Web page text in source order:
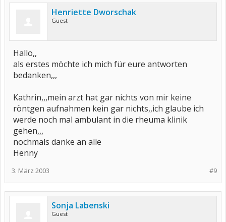
Henriette Dworschak
Guest
Hallo,,
als erstes möchte ich mich für eure antworten
bedanken,,,
Kathrin,,,mein arzt hat gar nichts von mir keine
röntgen aufnahmen kein gar nichts,,ich glaube ich
werde noch mal ambulant in die rheuma klinik
gehen,,,
nochmals danke an alle
Henny
#9
3. März 2003
Sonja Labenski
Guest